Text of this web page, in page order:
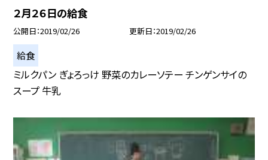
２月２６日の給食
公開日 2019/02/26 更新日 2019/02/26
給食
ミルクパン ぎょろっけ 野菜のカレーソテー チンゲンサイの
スープ 牛乳